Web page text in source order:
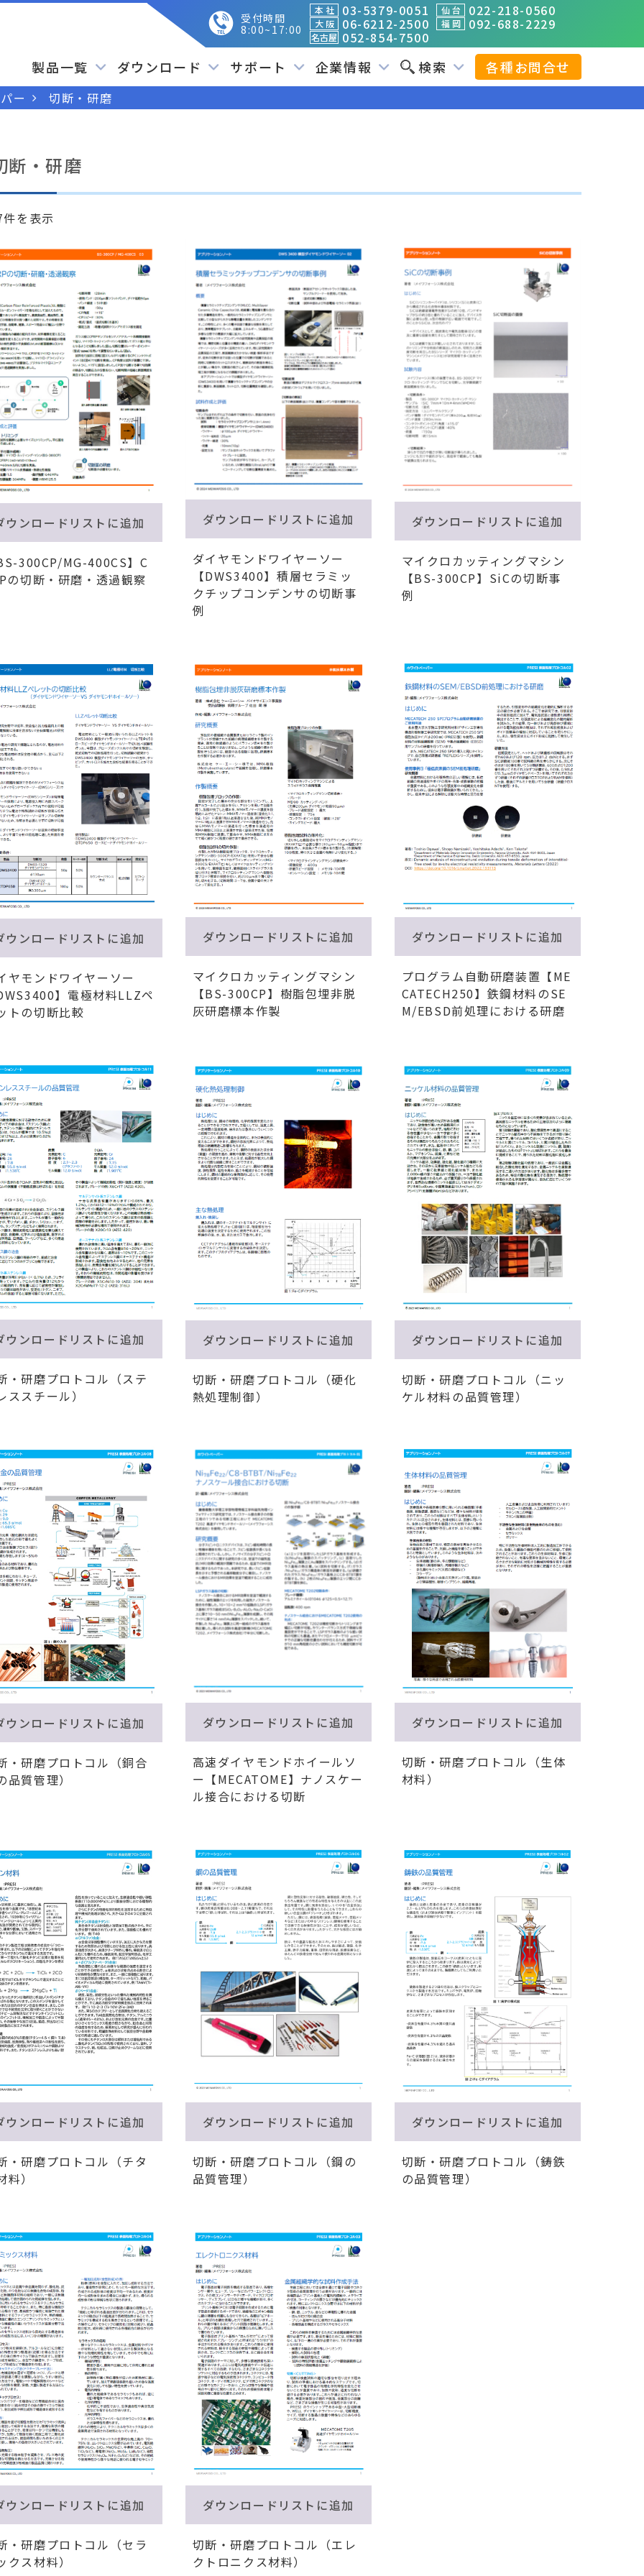
受付時間
8:00~17:00
本 社 03-5379-0051 仙 台 022-218-0560
大 阪 06-6212-2500 福 岡 092-688-2229
名古屋 052-854-7500
製品一覧 ダウンロード サポート 企業情報 検索 各種お問合せ
ー 切断・研磨
断・研磨
を表示
い
順
ウンロードリストに追加
300CP/MG-400CS】C
の切断・研磨・透過観察
ダウンロードリストに追加
ダイヤモンドワイヤーソー
【DWS3400】積層セラミッ
クチップコンデンサの切断事
例
ダウンロードリストに追加
マイクロカッティングマシン
【BS-300CP】SiCの切断事
例
ウンロードリストに追加
ヤモンドワイヤーソー
】電極材料LLZペ
トの切断比較
ダウンロードリストに追加
マイクロカッティングマシン
【BS-300CP】樹脂包埋非脱
灰研磨標本作製
ダウンロードリストに追加
プログラム自動研磨装置【ME
CATECH250】鉄鋼材料のSE
M/EBSD前処理における研磨
ウンロードリストに追加
・研磨プロトコル（ステ
ススチール）
ダウンロードリストに追加
切断・研磨プロトコル（硬化
熱処理制御）
ダウンロードリストに追加
切断・研磨プロトコル（ニッ
ケル材料の品質管理）
ウンロードリストに追加
・研磨プロトコル（銅合
品質管理）
ダウンロードリストに追加
高速ダイヤモンドホイールソ
ー【MECATOME】ナノスケー
ル接合における切断
ダウンロードリストに追加
切断・研磨プロトコル（生体
材料）
ウンロードリストに追加
・研磨プロトコル（チタ
料）
ダウンロードリストに追加
切断・研磨プロトコル（鋼の
品質管理）
ダウンロードリストに追加
切断・研磨プロトコル（鋳鉄
の品質管理）
ウンロードリストに追加
・研磨プロトコル（セラ
クス材料）
ダウンロードリストに追加
切断・研磨プロトコル（エレ
クトロニクス材料）